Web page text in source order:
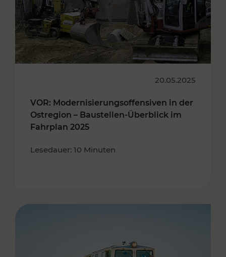
20.05.2025
VOR: Modernisierungsoffensiven in der
Ostregion – Baustellen-Überblick im
Fahrplan 2025
Lesedauer: 10 Minuten